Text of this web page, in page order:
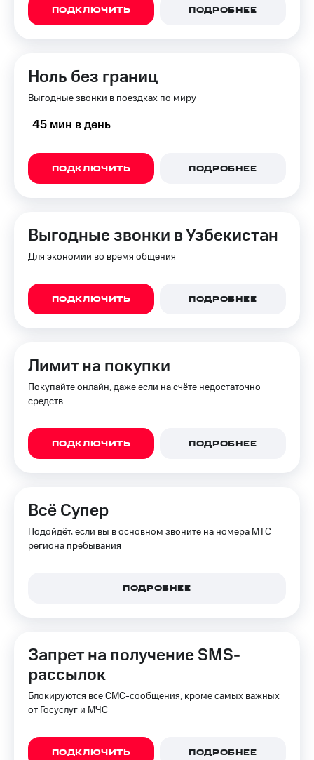
ПОДКЛЮЧИТЬ ПОДРОБНЕЕ
Ноль без границ
Выгодные звонки в поездках по миру
45 мин в день
ПОДКЛЮЧИТЬ ПОДРОБНЕЕ
Выгодные звонки в Узбекистан
Для экономии во время общения
ПОДКЛЮЧИТЬ ПОДРОБНЕЕ
Лимит на покупки
Покупайте онлайн, даже если на счёте недостаточно
средств
ПОДКЛЮЧИТЬ ПОДРОБНЕЕ
Всё Супер
Подойдёт, если вы в основном звоните на номера МТС
региона пребывания
ПОДРОБНЕЕ
Запрет на получение SMS-
рассылок
Блокируются все СМС-сообщения, кроме самых важных
от Госуслуг и МЧС
ПОДКЛЮЧИТЬ ПОДРОБНЕЕ